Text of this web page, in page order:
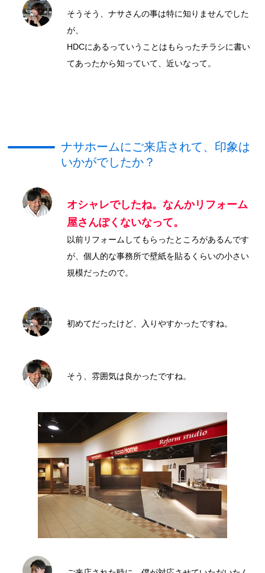
そうそう、ナサさんの事は特に知りませんでした
が、
HDCにあるっていうことはもらったチラシに書い
てあったから知っていて、近いなって。
ナサホームにご来店されて、印象は
いかがでしたか？
オシャレでしたね。なんかリフォーム
屋さんぽくないなって。
以前リフォームしてもらったところがあるんです
が、個人的な事務所で壁紙を貼るくらいの小さい
規模だったので。
初めてだったけど、入りやすかったですね。
そう、雰囲気は良かったですね。